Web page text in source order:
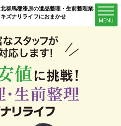
北群馬郡漆原の遺品整理・生前整理業者は
キズナリライフにおまかせ